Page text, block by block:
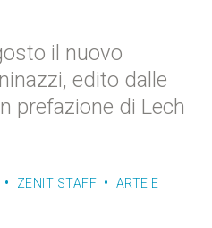
il nuovo
edito dalle
prefazione di Lech
ZENIT STAFF
ARTE E